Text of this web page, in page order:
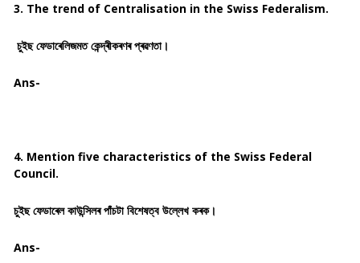
3. The trend of Centralisation in the Swiss Federalism.
চুইছ ফেডাৰেলিজমত কেন্দ্ৰীকৰণৰ প্ৰৱণতা।
Ans-
4. Mention five characteristics of the Swiss Federal
Council.
চুইছ ফেডাৰেল কাউন্সিলৰ পাঁচটা বিশেষত্ব উল্লেখ কৰক।
Ans-